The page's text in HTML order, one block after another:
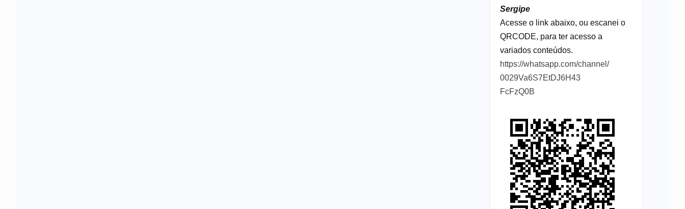
Sergipe
Acesse o link abaixo, ou escanei o
QRCODE, para ter acesso a
variados conteúdos.
https://whatsapp.com/channel/
0029Va6S7EtDJ6H43
FcFzQ0B